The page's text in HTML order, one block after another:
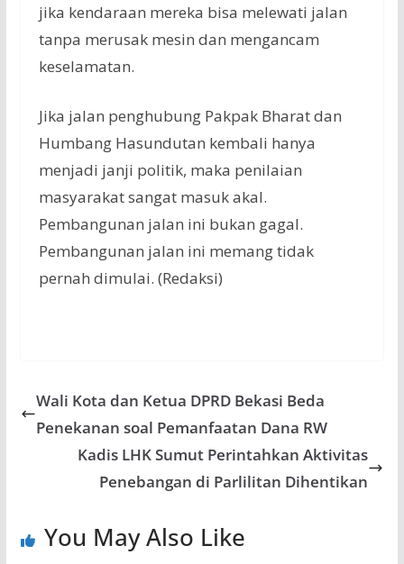
jika kendaraan mereka bisa melewati jalan
tanpa merusak mesin dan mengancam
keselamatan.
Jika jalan penghubung Pakpak Bharat dan
Humbang Hasundutan kembali hanya
menjadi janji politik, maka penilaian
masyarakat sangat masuk akal.
Pembangunan jalan ini bukan gagal.
Pembangunan jalan ini memang tidak
pernah dimulai. (Redaksi)
Wali Kota dan Ketua DPRD Bekasi Beda
Penekanan soal Pemanfaatan Dana RW
Kadis LHK Sumut Perintahkan Aktivitas
Penebangan di Parlilitan Dihentikan
You May Also Like